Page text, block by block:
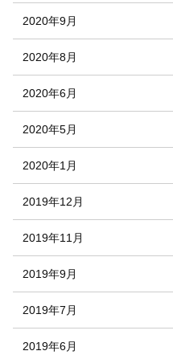
2020年9月
2020年8月
2020年6月
2020年5月
2020年1月
2019年12月
2019年11月
2019年9月
2019年7月
2019年6月